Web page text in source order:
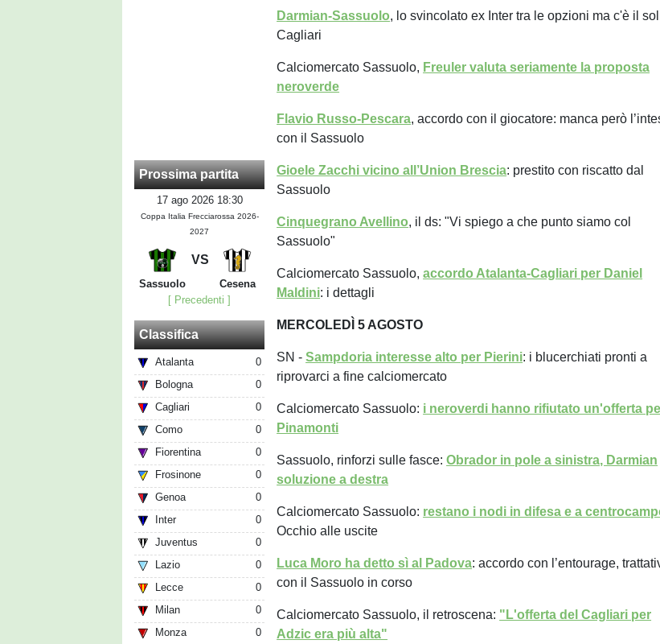
Prossima partita
17 ago 2026 18:30
Coppa Italia Frecciarossa 2026-
2027
VS
Sassuolo
Cesena
[ Precedenti ]
Classifica
Atalanta
0
Bologna
0
Cagliari
0
Como
0
Fiorentina
0
Frosinone
0
Genoa
0
Inter
0
Juventus
0
Lazio
0
Lecce
0
Milan
0
Monza
0
Darmian-Sassuolo, lo svincolato ex Inter tra le opzioni ma c'è il
Cagliari
Calciomercato Sassuolo, Freuler valuta seriamente la proposta
neroverde
Flavio Russo-Pescara, accordo con il giocatore: manca però
con il Sassuolo
Gioele Zacchi vicino all’Union Brescia: prestito con riscatto dal
Sassuolo
Cinquegrano Avellino, il ds: "Vi spiego a che punto siamo col
Sassuolo"
Calciomercato Sassuolo,accordo Atalanta-Cagliari per Daniel
Maldini: i dettagli
MERCOLEDÌ 5 AGOSTO
SN -Sampdoria interesse alto per Pierini: i blucerchiati pronti a
riprovarci a fine calciomercato
Calciomercato Sassuolo: i neroverdi hanno rifiutato un'offerta
Pinamonti
Sassuolo, rinforzi sulle fasce:Obrador in pole a sinistra, Darmian
soluzione a destra
Calciomercato Sassuolo: restano i nodi in difesa e a
Occhio alle uscite
Luca Moro ha detto sì al Padova: accordo con l’entourage,
con il Sassuolo in corso
Calciomercato Sassuolo, il retroscena: "L'offerta del Cagliari per
Adzic era più alta"